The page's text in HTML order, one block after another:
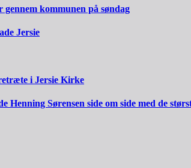
kommunen på søndag
Jersie
i Jersie Kirke
Henning Sørensen side om side med de